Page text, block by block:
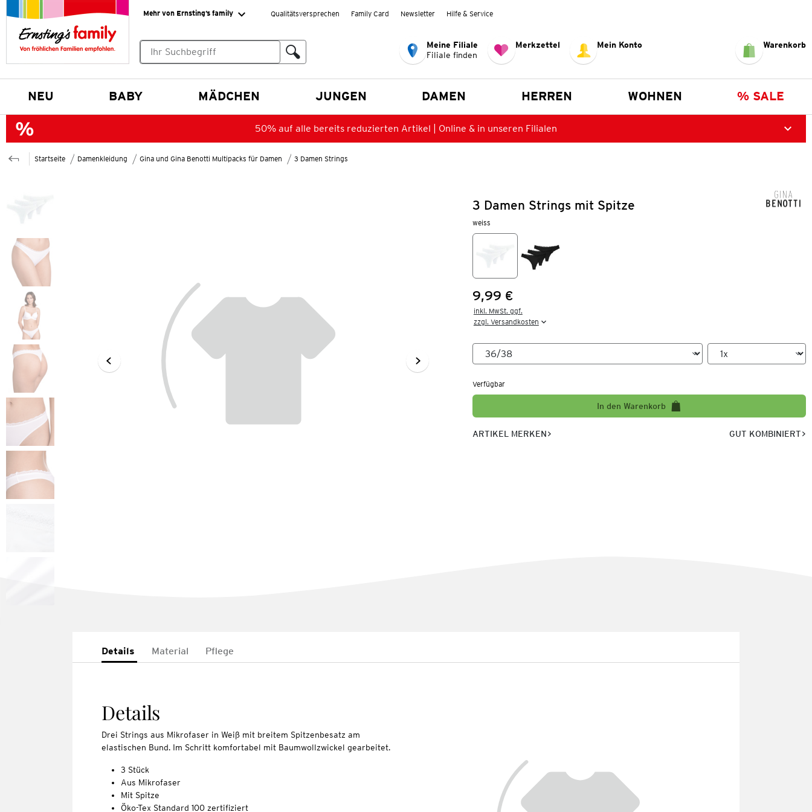
Mehr von Ernsting’s family Qualitätsversprechen Family Card Newsletter Hilfe & Service
Meine Filiale
Filiale finden
Merkzettel Mein Konto Warenkorb
NEU BABY MÄDCHEN JUNGEN DAMEN HERREN WOHNEN % SALE
50% auf alle bereits reduzierten Artikel | Online & in unseren Filialen
Startseite Damenkleidung Gina und Gina Benotti Multipacks für Damen 3 Damen Strings
3 Damen Strings mit Spitze
weiss
Preis:
9,99 €
inkl. MwSt. ggf.
zzgl. Versandkosten
Verfügbar
In den Warenkorb
ARTIKEL MERKEN GUT KOMBINIERT
Details Material Pflege
Details
Drei Strings aus Mikrofaser in Weiß mit breitem Spitzenbesatz am
elastischen Bund. Im Schritt komfortabel mit Baumwollzwickel gearbeitet.
3 Stück
Aus Mikrofaser
Mit Spitze
Öko-Tex Standard 100 zertifiziert